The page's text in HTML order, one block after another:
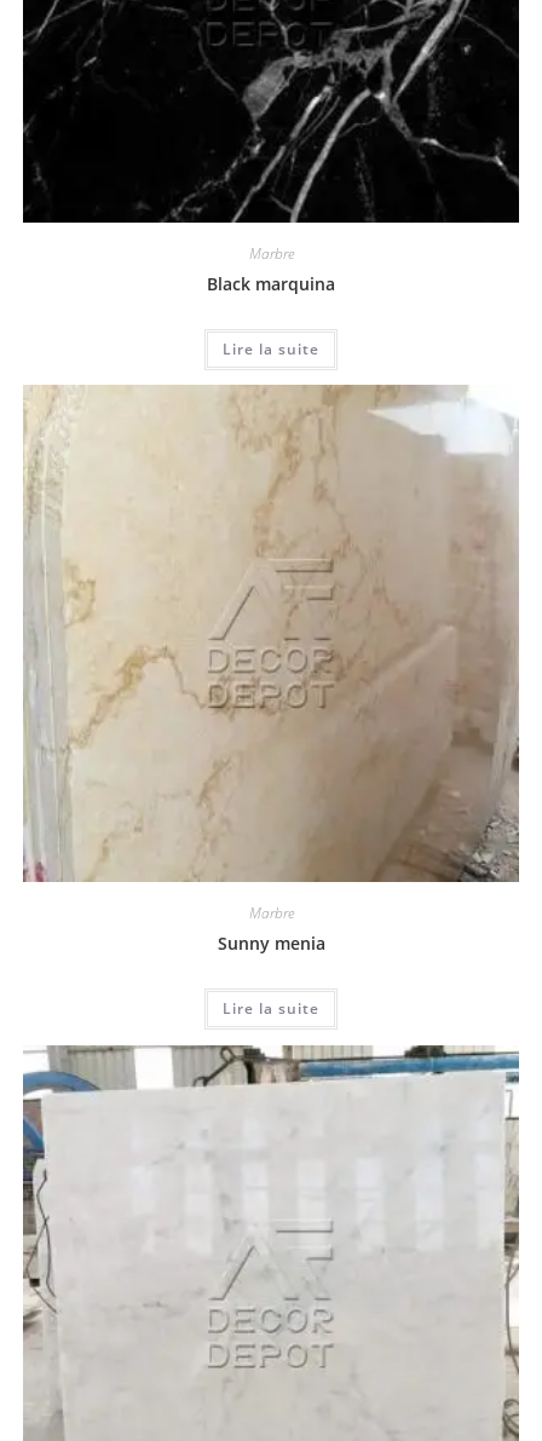
Marbre
Black marquina
Lire la suite
Marbre
Sunny menia
Lire la suite